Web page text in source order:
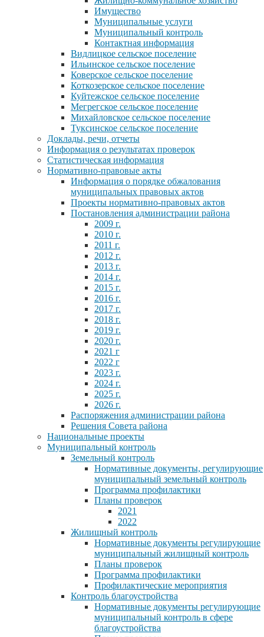
Имущество
Муниципальные услуги
Муниципальный контроль
Контактная информация
Видлицкое сельское поселение
Ильинское сельское поселение
Коверское сельское поселение
Коткозерское сельское поселение
Куйтежское сельское поселение
Мегрегское сельское поселение
Михайловское сельское поселение
Туксинское сельское поселение
Доклады, речи, отчеты
Информация о результатах проверок
Статистическая информация
Нормативно-правовые акты
Информация о порядке обжалования
муниципальных правовых актов
Проекты нормативно-правовых актов
Постановления администрации района
2009 г.
2010 г.
2011 г.
2012 г.
2013 г.
2014 г.
2015 г.
2016 г.
2017 г.
2018 г.
2019 г.
2020 г.
2021 г
2022 г
2023 г.
2024 г.
2025 г.
2026 г.
Распоряжения администрации района
Решения Совета района
Национальные проекты
Муниципальный контроль
Земельный контроль
Нормативные документы, регулирующие
муниципальный земельный контроль
Программа профилактики
Планы проверок
2021
2022
Жилищный контроль
Нормативные документы регулирующие
муниципальный жилищный контроль
Планы проверок
Программа профилактики
Профилактические мероприятия
Контроль благоустройства
Нормативные документы регулирующие
муниципальный контроль в сфере
благоустройства